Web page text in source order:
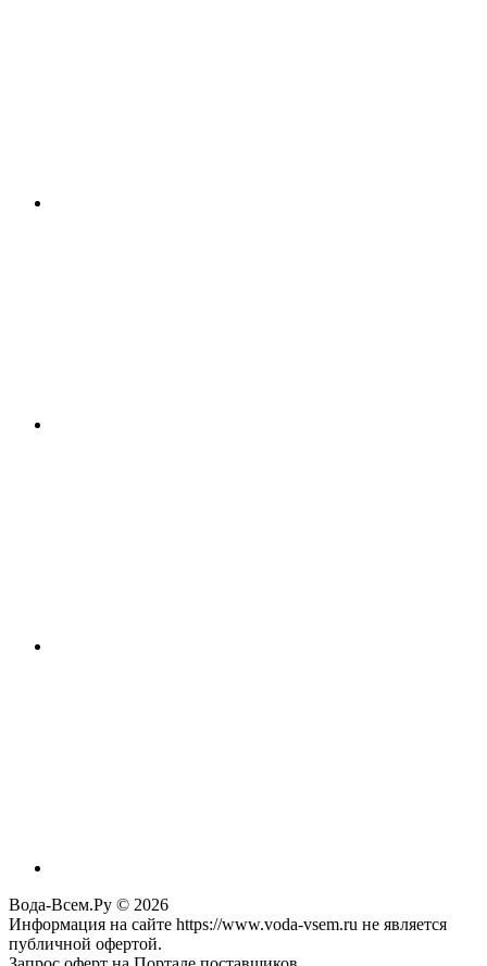
Вода-Всем.Ру © 2026
Информация на сайте https://www.voda-vsem.ru не является
публичной офертой.